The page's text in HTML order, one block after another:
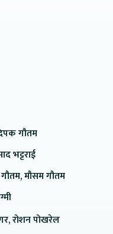
गौतम
भट्टराई
गौतम, मौसम गौतम
रोशन पोखरेल